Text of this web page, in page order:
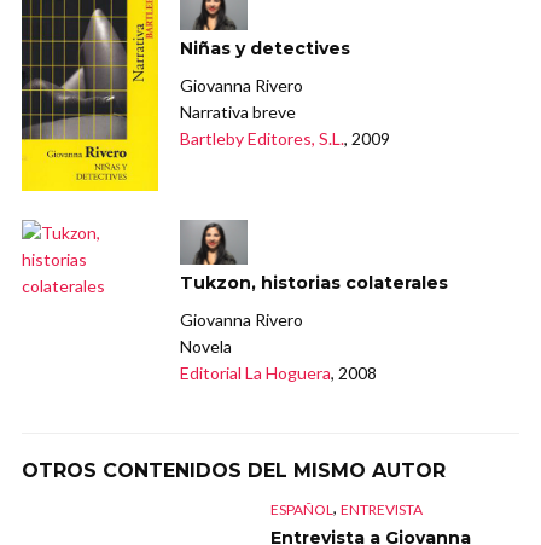
Niñas y detectives
Giovanna Rivero
Narrativa breve
Bartleby Editores, S.L., 2009
Tukzon, historias colaterales
Giovanna Rivero
Novela
Editorial La Hoguera, 2008
OTROS CONTENIDOS DEL MISMO AUTOR
ESPAÑOL , ENTREVISTA
Entrevista a Giovanna